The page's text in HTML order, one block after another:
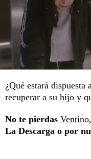
¿Qué estará dispuesta
recuperar a su hijo y
No te pierdas
La Descarga o por